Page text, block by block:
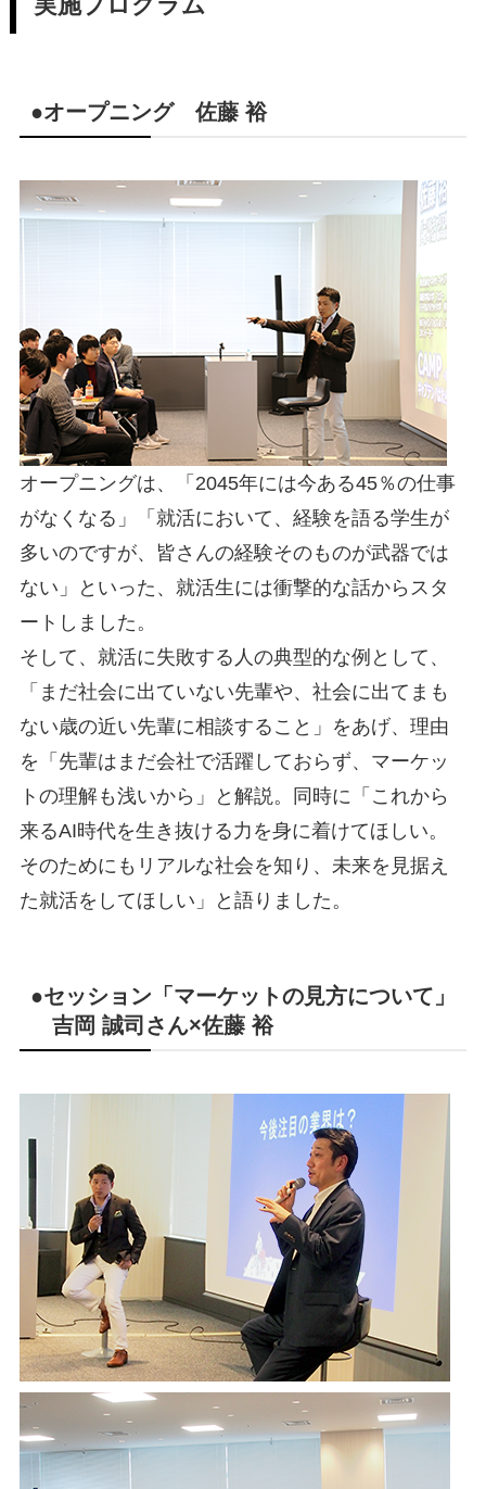
実施プログラム
●オープニング 佐藤 裕
オープニングは、「2045年には今ある45％の仕事
がなくなる」「就活において、経験を語る学生が
多いのですが、皆さんの経験そのものが武器では
ない」といった、就活生には衝撃的な話からスタ
ートしました。
そして、就活に失敗する人の典型的な例として、
「まだ社会に出ていない先輩や、社会に出てまも
ない歳の近い先輩に相談すること」をあげ、理由
を「先輩はまだ会社で活躍しておらず、マーケッ
トの理解も浅いから」と解説。同時に「これから
来るAI時代を生き抜ける力を身に着けてほしい。
そのためにもリアルな社会を知り、未来を見据え
た就活をしてほしい」と語りました。
●セッション「マーケットの見方について」
吉岡 誠司さん×佐藤 裕